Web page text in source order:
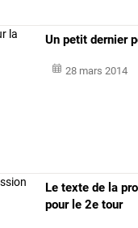
Un petit dernier
28 mars 2014
Le texte de la
pour le 2e tour